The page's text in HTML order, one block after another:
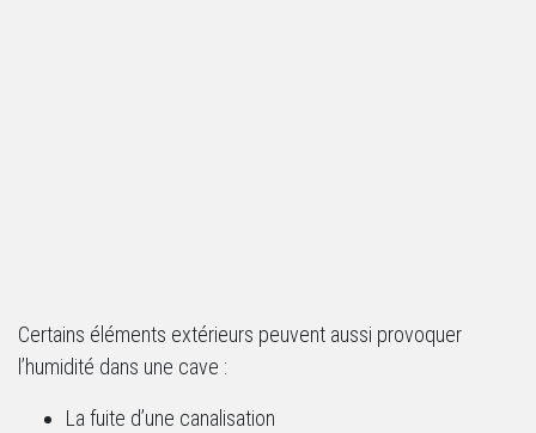
Certains éléments extérieurs peuvent aussi provoquer
l’humidité dans une cave :
La fuite d’une canalisation